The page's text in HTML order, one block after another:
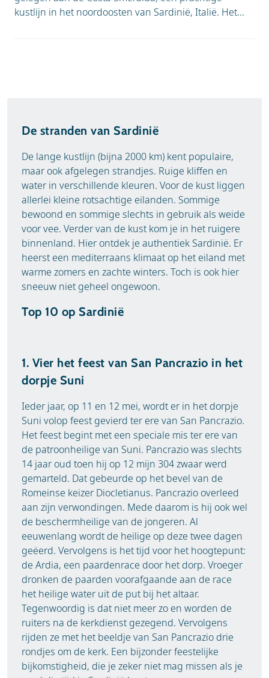
kustlijn in het noordoosten van Sardinië, Italië. Het...
De stranden van Sardinië
De lange kustlijn (bijna 2000 km) kent populaire,
maar ook afgelegen strandjes. Ruige kliffen en
water in verschillende kleuren. Voor de kust liggen
allerlei kleine rotsachtige eilanden. Sommige
bewoond en sommige slechts in gebruik als weide
voor vee. Verder van de kust kom je in het ruigere
binnenland. Hier ontdek je authentiek Sardinië. Er
heerst een mediterraans klimaat op het eiland met
warme zomers en zachte winters. Toch is ook hier
sneeuw niet geheel ongewoon.
Top 10 op Sardinië
1. Vier het feest van San Pancrazio in het
dorpje Suni
Ieder jaar, op 11 en 12 mei, wordt er in het dorpje
Suni volop feest gevierd ter ere van San Pancrazio.
Het feest begint met een speciale mis ter ere van
de patroonheilige van Suni. Pancrazio was slechts
14 jaar oud toen hij op 12 mijn 304 zwaar werd
gemarteld. Dat gebeurde op het bevel van de
Romeinse keizer Diocletianus. Pancrazio overleed
aan zijn verwondingen. Mede daarom is hij ook wel
de beschermheilige van de jongeren. Al
eeuwenlang wordt de heilige op deze twee dagen
geëerd. Vervolgens is het tijd voor het hoogtepunt:
de Ardia, een paardenrace door het dorp. Vroeger
dronken de paarden voorafgaande aan de race
het heilige water uit de put bij het altaar.
Tegenwoordig is dat niet meer zo en worden de
ruiters na de kerkdienst gezegend. Vervolgens
rijden ze met het beeldje van San Pancrazio drie
rondjes om de kerk. Een bijzonder feestelijke
bijkomstigheid, die je zeker niet mag missen als je